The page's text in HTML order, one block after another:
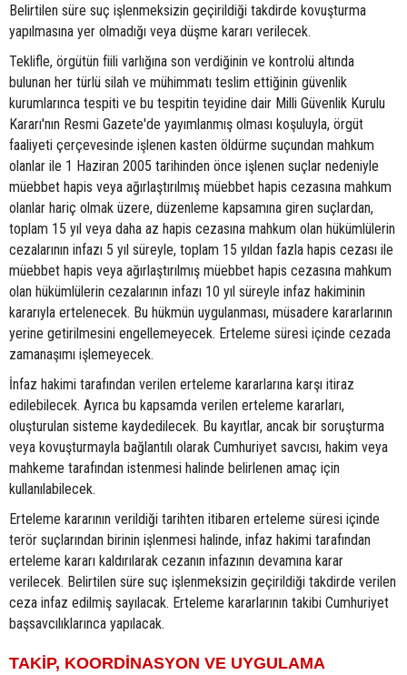
Belirtilen süre suç işlenmeksizin geçirildiği takdirde kovuşturma
yapılmasına yer olmadığı veya düşme kararı verilecek.
Teklifle, örgütün fiili varlığına son verdiğinin ve kontrolü altında
bulunan her türlü silah ve mühimmatı teslim ettiğinin güvenlik
kurumlarınca tespiti ve bu tespitin teyidine dair Milli Güvenlik Kurulu
Kararı'nın Resmi Gazete'de yayımlanmış olması koşuluyla, örgüt
faaliyeti çerçevesinde işlenen kasten öldürme suçundan mahkum
olanlar ile 1 Haziran 2005 tarihinden önce işlenen suçlar nedeniyle
müebbet hapis veya ağırlaştırılmış müebbet hapis cezasına mahkum
olanlar hariç olmak üzere, düzenleme kapsamına giren suçlardan,
toplam 15 yıl veya daha az hapis cezasına mahkum olan hükümlülerin
cezalarının infazı 5 yıl süreyle, toplam 15 yıldan fazla hapis cezası ile
müebbet hapis veya ağırlaştırılmış müebbet hapis cezasına mahkum
olan hükümlülerin cezalarının infazı 10 yıl süreyle infaz hakiminin
kararıyla ertelenecek. Bu hükmün uygulanması, müsadere kararlarının
yerine getirilmesini engellemeyecek. Erteleme süresi içinde cezada
zamanaşımı işlemeyecek.
İnfaz hakimi tarafından verilen erteleme kararlarına karşı itiraz
edilebilecek. Ayrıca bu kapsamda verilen erteleme kararları,
oluşturulan sisteme kaydedilecek. Bu kayıtlar, ancak bir soruşturma
veya kovuşturmayla bağlantılı olarak Cumhuriyet savcısı, hakim veya
mahkeme tarafından istenmesi halinde belirlenen amaç için
kullanılabilecek.
Erteleme kararının verildiği tarihten itibaren erteleme süresi içinde
terör suçlarından birinin işlenmesi halinde, infaz hakimi tarafından
erteleme kararı kaldırılarak cezanın infazının devamına karar
verilecek. Belirtilen süre suç işlenmeksizin geçirildiği takdirde verilen
ceza infaz edilmiş sayılacak. Erteleme kararlarının takibi Cumhuriyet
başsavcılıklarınca yapılacak.
TAKİP, KOORDİNASYON VE UYGULAMA